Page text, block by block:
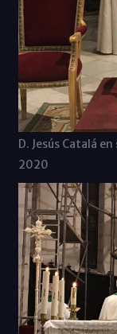
D. Jesús Catalá
2020